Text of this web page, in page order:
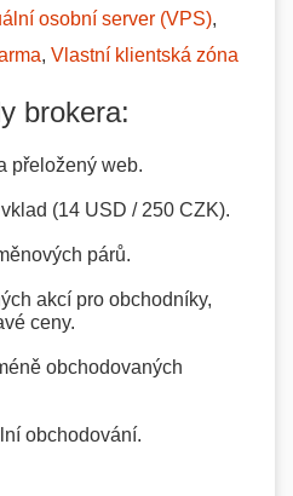
osobní server (VPS),
, Vlastní klientská zóna
brokera:
přeložený web.
(14 USD / 250 CZK).
párů.
akcí pro obchodníky,
ceny.
obchodovaných
obchodování.